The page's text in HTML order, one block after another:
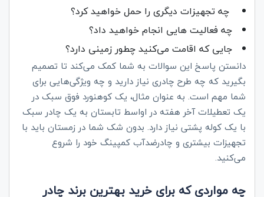
چه تجهیزات دیگری را حمل خواهید کرد؟
چه فعالیت هایی انجام خواهید داد؟
جایی که اقامت می‌کنید چطور زمینی دارد؟
دانستن پاسخ این سوالات به شما کمک می‌کند تا تصمیم
بگیرید که چه طرح چادری نیاز دارید و چه ویژگی‌هایی برای
شما مهم است. به عنوان مثال، یک کوهنورد فوق سبک در
یک تعطیلات آخر هفته در اواسط تابستان به یک چادر سبک
با یک کوله پشتی نیاز دارد. بدون شک شما در زمستان باید با
تجهیزات بیشتری و چادرضدآب کمپینگ خود را شروع
می‌کنید.
چه مواردی که برای خرید بهترین برند چادر